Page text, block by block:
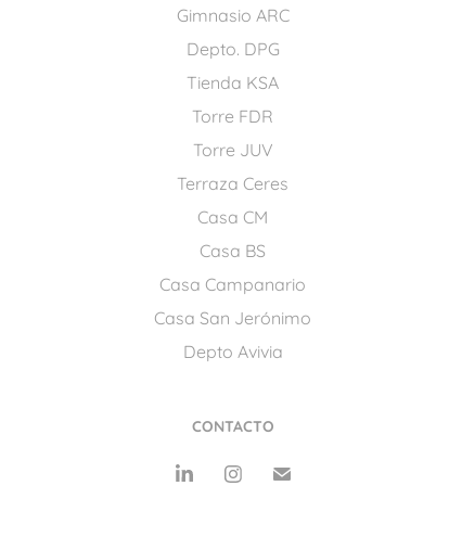
Gimnasio ARC
Depto. DPG
Tienda KSA
Torre FDR
Torre JUV
Terraza Ceres
Casa CM
Casa BS
Casa Campanario
Casa San Jerónimo
Depto Avivia
CONTACTO